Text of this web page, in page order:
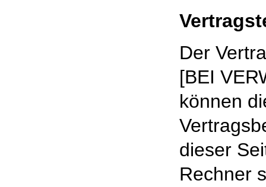
Der
[BEI
können
dieser
Rechner